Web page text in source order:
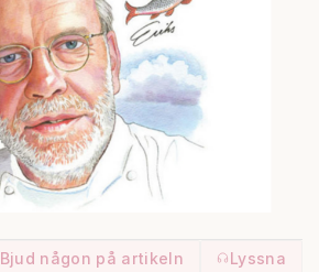
Bjud någon på artikeln
Lyssna